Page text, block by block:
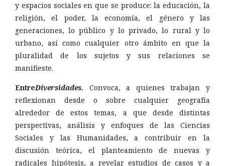
y espacios sociales en que se produce: la educación, la
religión, el poder, la economía, el género y las
generaciones, lo público y lo privado, lo rural y lo
urbano, así como cualquier otro ámbito en que la
pluralidad de los sujetos y sus relaciones se
manifieste.
EntreDiversidades. Convoca, a quienes trabajan y
reflexionan desde o sobre cualquier geografía
alrededor de estos temas, a que desde distintas
perspectivas, análisis y enfoques de las Ciencias
Sociales y las Humanidades, a contribuir en la
discusión teórica, el planteamiento de nuevas y
radicales hipótesis, a revelar estudios de casos y a